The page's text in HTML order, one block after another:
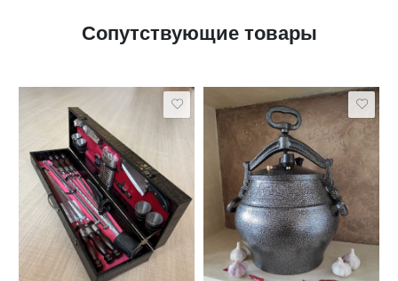
Сопутствующие товары
5 литров
8 литров
10 литров